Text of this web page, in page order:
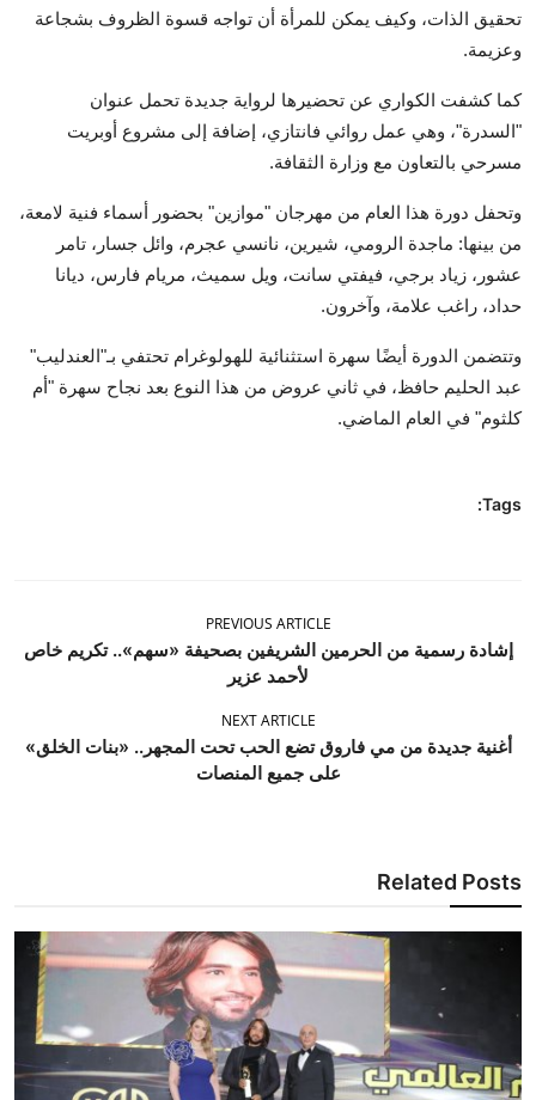
تحقيق الذات، وكيف يمكن للمرأة أن تواجه قسوة الظروف بشجاعة
وعزيمة.
كما كشفت الكواري عن تحضيرها لرواية جديدة تحمل عنوان
"السدرة"، وهي عمل روائي فانتازي، إضافة إلى مشروع أوبريت
مسرحي بالتعاون مع وزارة الثقافة.
وتحفل دورة هذا العام من مهرجان "موازين" بحضور أسماء فنية لامعة،
من بينها: ماجدة الرومي، شيرين، نانسي عجرم، وائل جسار، تامر
عشور، زياد برجي، فيفتي سانت، ويل سميث، مريام فارس، ديانا
حداد، راغب علامة، وآخرون.
وتتضمن الدورة أيضًا سهرة استثنائية للهولوغرام تحتفي بـ"العندليب"
عبد الحليم حافظ، في ثاني عروض من هذا النوع بعد نجاح سهرة "أم
كلثوم" في العام الماضي.
Tags:
PREVIOUS ARTICLE
إشادة رسمية من الحرمين الشريفين بصحيفة «سهم».. تكريم خاص
لأحمد عزير
NEXT ARTICLE
أغنية جديدة من مي فاروق تضع الحب تحت المجهر.. «بنات الخلق»
على جميع المنصات
Related Posts